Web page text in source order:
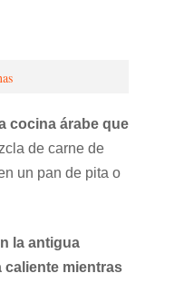
cocina árabe que
de carne de
un pan de pita o
la antigua
caliente mientras